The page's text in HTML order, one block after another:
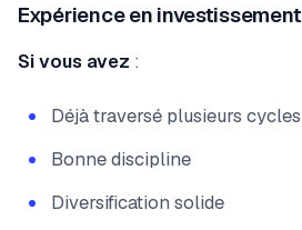
Expérience en investissement
Si vous avez :
Déjà traversé plusieurs cycles
Bonne discipline
Diversification solide